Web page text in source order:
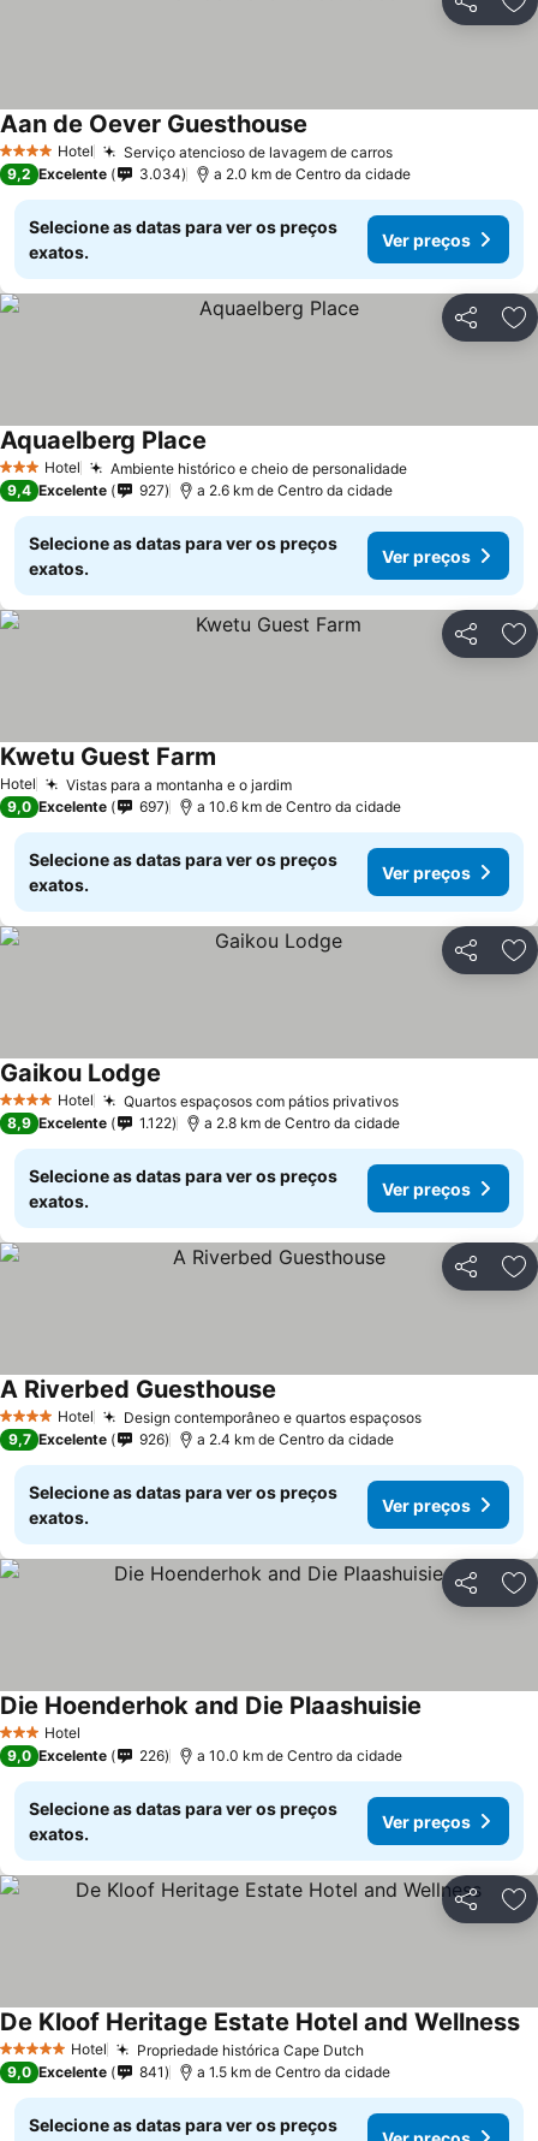
Partilhar
4 EstrelasHotel Serviço atencioso de lavagem de carros
Aan de Oever Guesthouse
9,2 Excelente 3.034 a 2.0 km de Centro da cidade
Selecione as datas para ver os preços
exatos.
Ver preços
Partilhar
3 EstrelasHotel Ambiente histórico e cheio de personalidade
Aquaelberg Place
9,4 Excelente 927 a 2.6 km de Centro da cidade
Selecione as datas para ver os preços
exatos.
Ver preços
Partilhar
Hotel Vistas para a montanha e o jardim
Kwetu Guest Farm
9,0 Excelente 697 a 10.6 km de Centro da cidade
Selecione as datas para ver os preços
exatos.
Ver preços
Partilhar
4 EstrelasHotel Quartos espaçosos com pátios privativos
Gaikou Lodge
8,9 Excelente 1.122 a 2.8 km de Centro da cidade
Selecione as datas para ver os preços
exatos.
Ver preços
Partilhar
4 EstrelasHotel Design contemporâneo e quartos espaçosos
A Riverbed Guesthouse
9,7 Excelente 926 a 2.4 km de Centro da cidade
Selecione as datas para ver os preços
exatos.
Ver preços
Partilhar
3 EstrelasHotel
Die Hoenderhok and Die Plaashuisie
9,0 Excelente 226 a 10.0 km de Centro da cidade
Selecione as datas para ver os preços
exatos.
Ver preços
Partilhar
5 Estrelas Hotel Propriedade histórica Cape Dutch
De Kloof Heritage Estate Hotel and Wellness
9,0 Excelente 841 a 1.5 km de Centro da cidade
Selecione as datas para ver os preços